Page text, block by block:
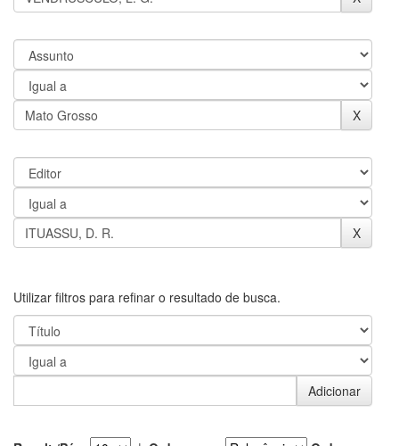
Utilizar filtros para refinar o resultado de busca.